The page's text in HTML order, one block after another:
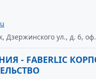
Дзержинского ул., д. 6,
- FABERLIC